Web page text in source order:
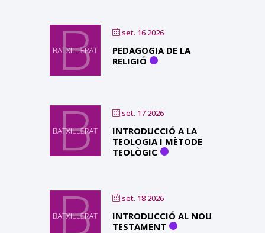
set. 16 2026
PEDAGOGIA DE LA
RELIGIÓ
set. 17 2026
INTRODUCCIÓ A LA
TEOLOGIA I MÈTODE
TEOLÒGIC
set. 18 2026
INTRODUCCIÓ AL NOU
TESTAMENT